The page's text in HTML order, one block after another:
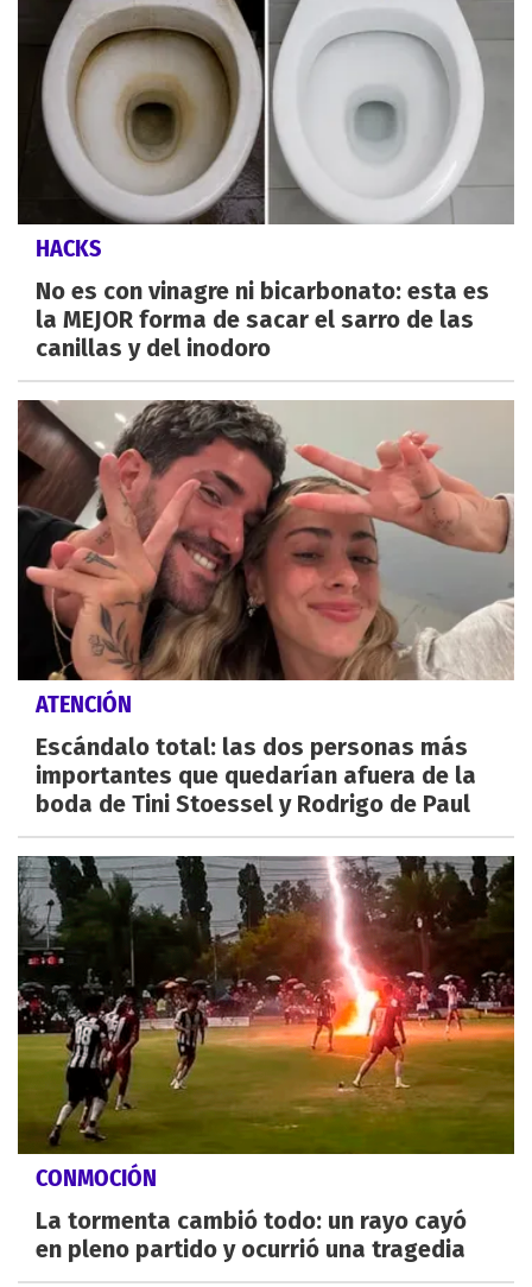
HACKS
No es con vinagre ni bicarbonato: esta es
la MEJOR forma de sacar el sarro de las
canillas y del inodoro
ATENCIÓN
Escándalo total: las dos personas más
importantes que quedarían afuera de la
boda de Tini Stoessel y Rodrigo de Paul
CONMOCIÓN
La tormenta cambió todo: un rayo cayó
en pleno partido y ocurrió una tragedia